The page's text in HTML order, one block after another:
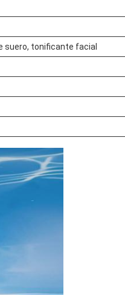
suero, tonificante facial